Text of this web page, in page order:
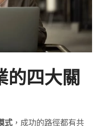
的四大關
式 ，成功的路徑都有共